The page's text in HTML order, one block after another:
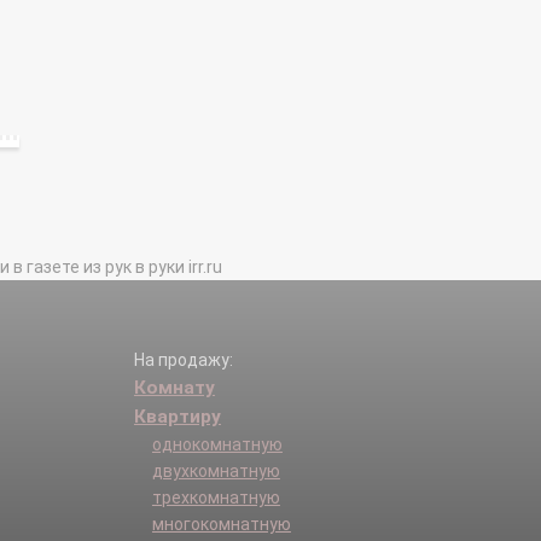
газете из рук в руки irr.ru
На продажу:
Комнату
Квартиру
однокомнатную
двухкомнатную
трехкомнатную
многокомнатную